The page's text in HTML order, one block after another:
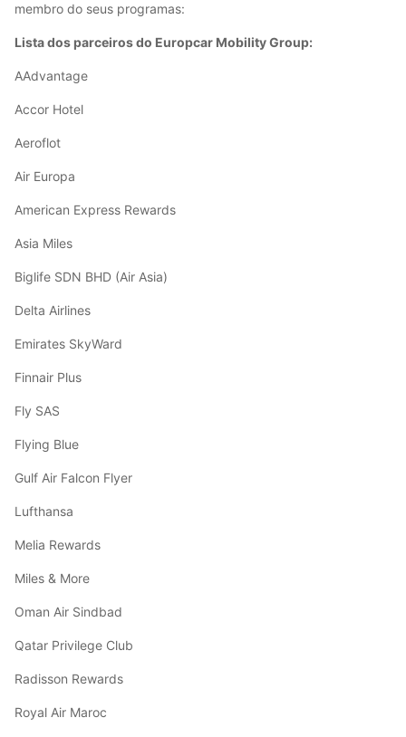
membro do seus programas:
Lista dos parceiros do Europcar Mobility Group:
AAdvantage
Accor Hotel
Aeroflot
Air Europa
American Express Rewards
Asia Miles
Biglife SDN BHD (Air Asia)
Delta Airlines
Emirates SkyWard
Finnair Plus
Fly SAS
Flying Blue
Gulf Air Falcon Flyer
Lufthansa
Melia Rewards
Miles & More
Oman Air Sindbad
Qatar Privilege Club
Radisson Rewards
Royal Air Maroc